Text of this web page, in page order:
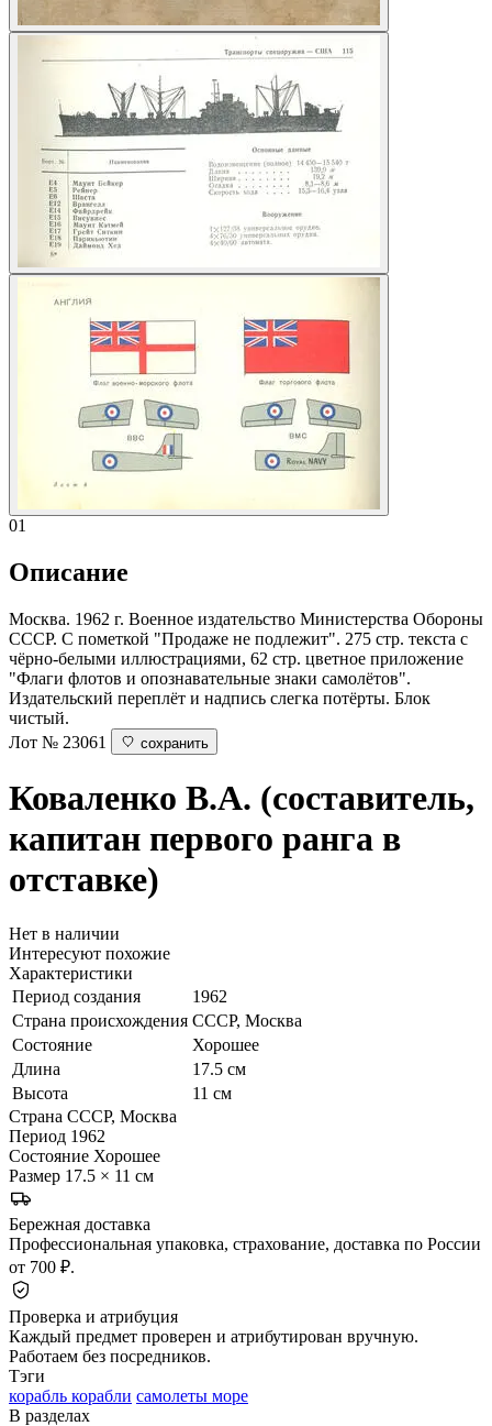
01
Описание
Москва. 1962 г. Военное издательство Министерства Обороны
СССР. С пометкой "Продаже не подлежит". 275 стр. текста с
чёрно-белыми иллюстрациями, 62 стр. цветное приложение
"Флаги флотов и опознавательные знаки самолётов".
Издательский переплёт и надпись слегка потёрты. Блок
чистый.
Лот № 23061
сохранить
Коваленко В.А. (составитель,
капитан первого ранга в
отставке)
Нет в наличии
Интересуют похожие
Характеристики
Период создания
1962
Страна происхождения СССР, Москва
Состояние
Хорошее
Длина
17.5 см
Высота
11 см
Страна СССР, Москва
Период 1962
Состояние Хорошее
Размер 17.5 × 11 см
Бережная доставка
Профессиональная упаковка, страхование, доставка по России
от 700 ₽.
Проверка и атрибуция
Каждый предмет проверен и атрибутирован вручную.
Работаем без посредников.
Тэги
корабль корабли самолеты море
В разделах